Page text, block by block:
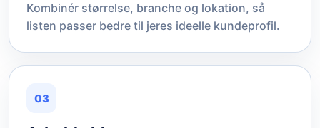
Kombinér størrelse, branche og lokation, så
listen passer bedre til jeres ideelle kundeprofil.
03